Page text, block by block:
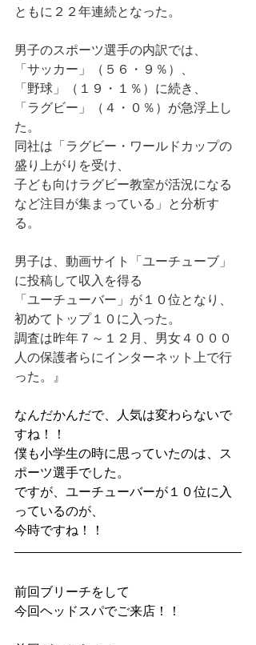
ともに２２年連続となった。
男子のスポーツ選手の内訳では、
「サッカー」（５６・９％）、
「野球」（１９・１％）に続き、
「ラグビー」（４・０％）が急浮上し
た。
同社は「ラグビー・ワールドカップの
盛り上がりを受け、
子ども向けラグビー教室が活況になる
など注目が集まっている」と分析す
る。
男子は、動画サイト「ユーチューブ」
に投稿して収入を得る
「ユーチューバー」が１０位となり、
初めてトップ１０に入った。
調査は昨年７～１２月、男女４０００
人の保護者らにインターネット上で行
った。』
なんだかんだで、人気は変わらないで
すね！！
僕も小学生の時に思っていたのは、ス
ポーツ選手でした。
ですが、ユーチューバーが１０位に入
っているのが、
今時ですね！！
前回ブリーチをして
今回ヘッドスパでご来店！！